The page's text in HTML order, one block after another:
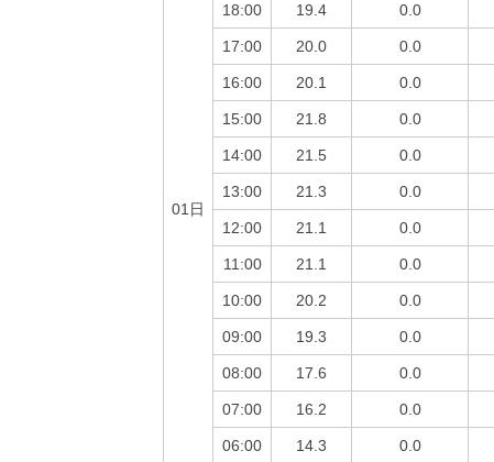
01日
18:00 19.4 0.0
17:00 20.0 0.0
16:00 20.1 0.0
15:00 21.8 0.0
14:00 21.5 0.0
13:00 21.3 0.0
12:00 21.1 0.0
11:00 21.1 0.0
10:00 20.2 0.0
09:00 19.3 0.0
08:00 17.6 0.0
07:00 16.2 0.0
06:00 14.3 0.0